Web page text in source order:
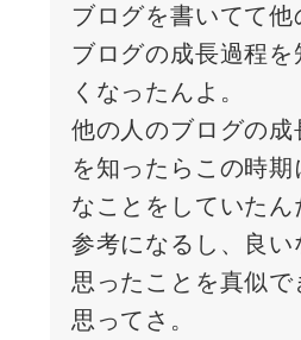
ブログを書いてて他
ブログの成長過程を
くなったんよ。
他の人のブログの成
を知ったらこの時期
なことをしていたん
参考になるし、良い
思ったことを真似で
思ってさ。